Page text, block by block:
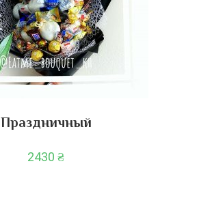
Праздничный
2430 ₴